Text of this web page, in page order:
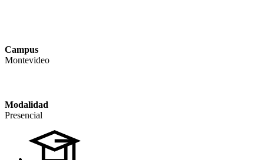
Campus
Montevideo
Modalidad
Presencial